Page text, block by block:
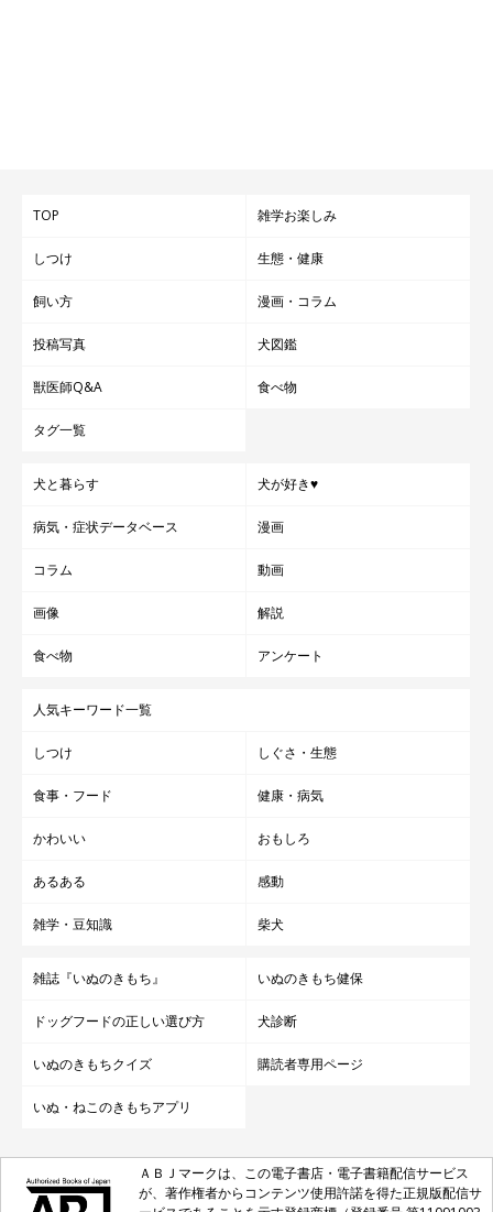
TOP 雑学お楽しみ
しつけ 生態・健康
飼い方 漫画・コラム
投稿写真 犬図鑑
獣医師Q&A 食べ物
タグ一覧
犬と暮らす 犬が好き♥
病気・症状データベース 漫画
コラム 動画
画像 解説
食べ物 アンケート
人気キーワード一覧
しつけ しぐさ・生態
食事・フード 健康・病気
かわいい おもしろ
あるある 感動
雑学・豆知識 柴犬
雑誌『いぬのきもち』 いぬのきもち健保
ドッグフードの正しい選び方 犬診断
いぬのきもちクイズ 購読者専用ページ
いぬ・ねこのきもちアプリ
ＡＢＪマークは、この電子書店・電子書籍配信サービス
が、著作権者からコンテンツ使用許諾を得た正規版配信サ